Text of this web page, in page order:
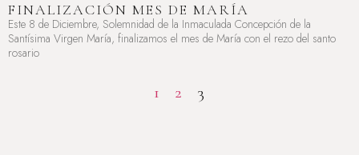
FINALIZACIÓN MES DE MARÍA
Este 8 de Diciembre, Solemnidad de la Inmaculada Concepción de la
Santísima Virgen María, finalizamos el mes de María con el rezo del santo
rosario
1 2 3